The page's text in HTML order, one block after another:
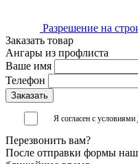
Разрешение на
Заказать товар
Ангары из профлиста
Ваше имя
Телефон
Я согласен с условиями
Перезвонить вам?
После отправки формы